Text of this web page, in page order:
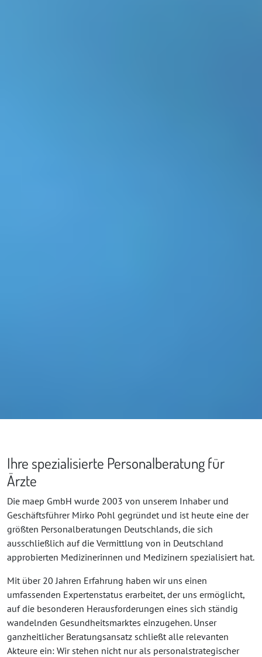
Ihre spezialisierte Personalberatung für
Ärzte
Die maep GmbH wurde 2003 von unserem Inhaber und
Geschäftsführer Mirko Pohl gegründet und ist heute eine der
größten Personalberatungen Deutschlands, die sich
ausschließlich auf die Vermittlung von in Deutschland
approbierten Medizinerinnen und Medizinern spezialisiert hat.
Mit über 20 Jahren Erfahrung haben wir uns einen
umfassenden Expertenstatus erarbeitet, der uns ermöglicht,
auf die besonderen Herausforderungen eines sich ständig
wandelnden Gesundheitsmarktes einzugehen. Unser
ganzheitlicher Beratungsansatz schließt alle relevanten
Akteure ein: Wir stehen nicht nur als personalstrategischer